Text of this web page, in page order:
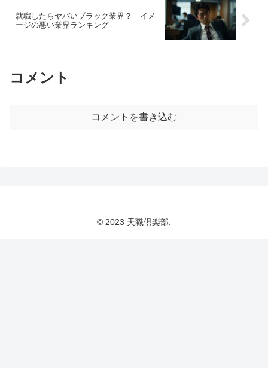
就職したらヤバいブラック業界？ イメ
ージの悪い業界ランキング
コメント
コメントを書き込む
© 2023 天職倶楽部.